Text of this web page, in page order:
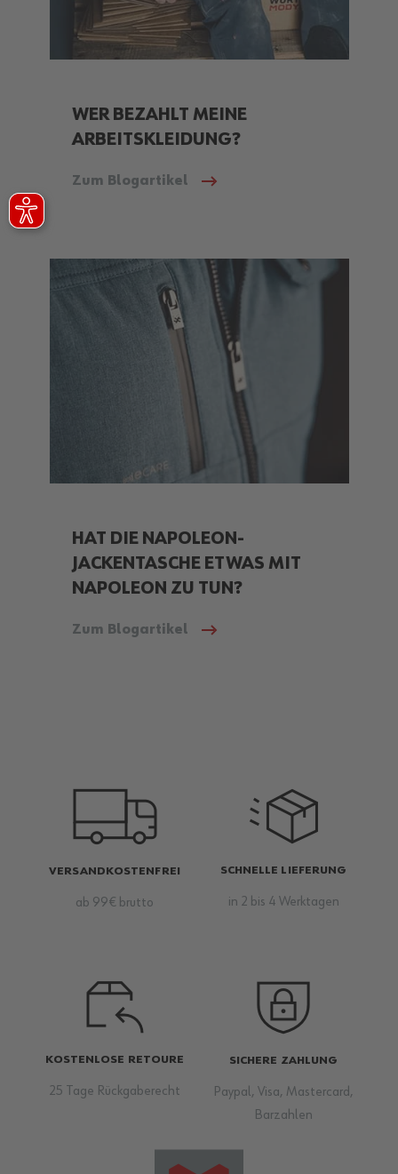
WER BEZAHLT MEINE
ARBEITSKLEIDUNG?
Zum Blogartikel
HAT DIE NAPOLEON-
JACKENTASCHE ETWAS MIT
NAPOLEON ZU TUN?
Zum Blogartikel
VERSANDKOSTENFREI
ab 99€ brutto
SCHNELLE LIEFERUNG
in 2 bis 4 Werktagen
KOSTENLOSE RETOURE
25 Tage Rückgaberecht
SICHERE ZAHLUNG
Paypal, Visa, Mastercard,
Barzahlen